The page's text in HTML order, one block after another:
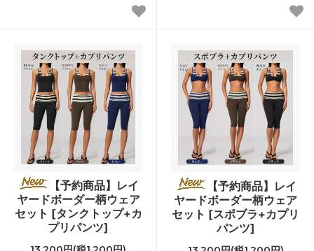
【予約商品】レイ
ヤードボーダー柄ウェア
セット [タンクトップ+カ
プリパンツ]
【予約商品】レイ
ヤードボーダー柄ウェア
セット [スポブラ+カプリ
パンツ]